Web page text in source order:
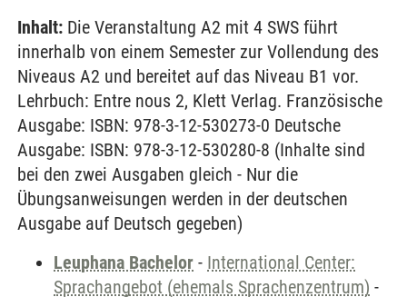
Inhalt: Die Veranstaltung A2 mit 4 SWS führt
innerhalb von einem Semester zur Vollendung des
Niveaus A2 und bereitet auf das Niveau B1 vor.
Lehrbuch: Entre nous 2, Klett Verlag. Französische
Ausgabe: ISBN: 978-3-12-530273-0 Deutsche
Ausgabe: ISBN: 978-3-12-530280-8 (Inhalte sind
bei den zwei Ausgaben gleich - Nur die
Übungsanweisungen werden in der deutschen
Ausgabe auf Deutsch gegeben)
Leuphana Bachelor - International Center:
Sprachangebot (ehemals Sprachenzentrum) -